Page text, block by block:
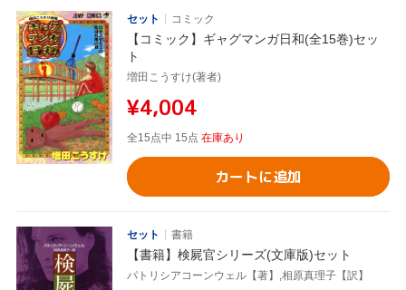
セット コミック
【コミック】ギャグマンガ日和(全15巻)セッ
ト
増田こうすけ(著者)
¥4,004
全15点中 15点 在庫あり
カートに追加
セット 書籍
【書籍】検屍官シリーズ(文庫版)セット
パトリシアコーンウェル【著】,相原真理子【訳】